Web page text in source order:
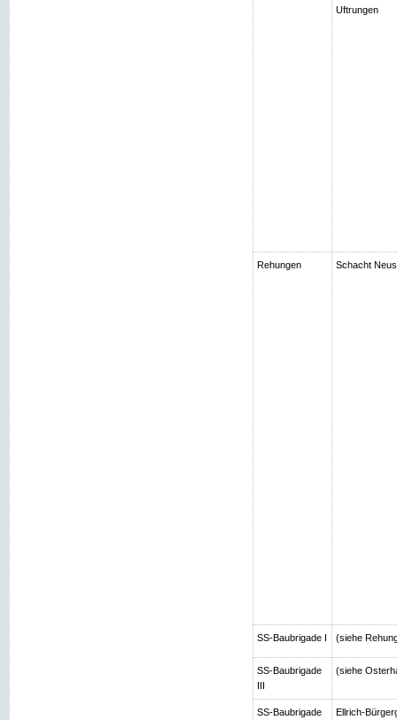
Uftrungen
Rehungen Schacht
SS-Baubrigade I (siehe
SS-Baubrigade
III
(siehe
SS-Baubrigade
Ellrich-